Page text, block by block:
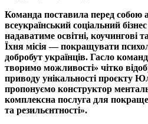
Команда поставила перед собою
всеукраїнський соціальний
надаватиме освітні, коучингові
Їхня місія — покращувати
добробут українців. Гасло
творимо можливості» чітко
приводу унікальності проєкту
пропонуємо конструктор
комплексна послуга для
та резильєнтності».